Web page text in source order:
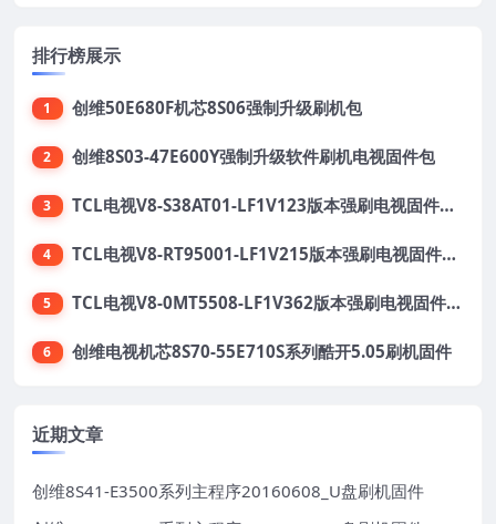
排行榜展示
1 创维50E680F机芯8S06强制升级刷机包
2 创维8S03-47E600Y强制升级软件刷机电视固件包
3 TCL电视V8-S38AT01-LF1V123版本强刷电视固件包下载
4 TCL电视V8-RT95001-LF1V215版本强刷电视固件包下载
5 TCL电视V8-0MT5508-LF1V362版本强刷电视固件包下载
6 创维电视机芯8S70-55E710S系列酷开5.05刷机固件
近期文章
创维8S41-E3500系列主程序20160608_U盘刷机固件